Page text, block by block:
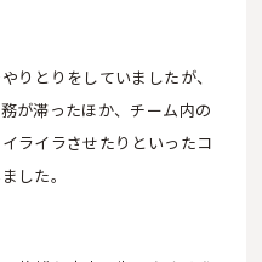
りとりをしていましたが、
が滞ったほか、チーム内の
ライラさせたりといったコ
した。